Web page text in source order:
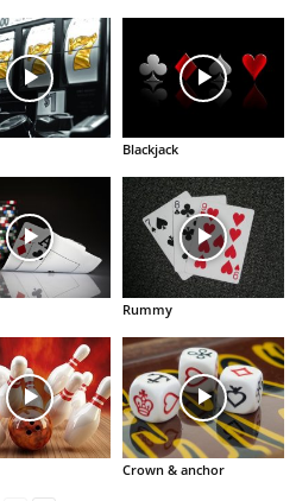
Blackjack
Rummy
Crown & anchor